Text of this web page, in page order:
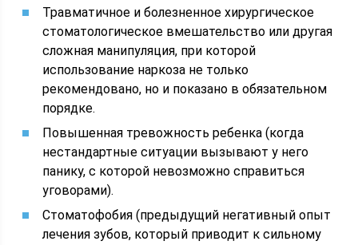
Травматичное и болезненное хирургическое
стоматологическое вмешательство или другая
сложная манипуляция, при которой
использование наркоза не только
рекомендовано, но и показано в обязательном
порядке.
Повышенная тревожность ребенка (когда
нестандартные ситуации вызывают у него
панику, с которой невозможно справиться
уговорами).
Стоматофобия (предыдущий негативный опыт
лечения зубов, который приводит к сильному